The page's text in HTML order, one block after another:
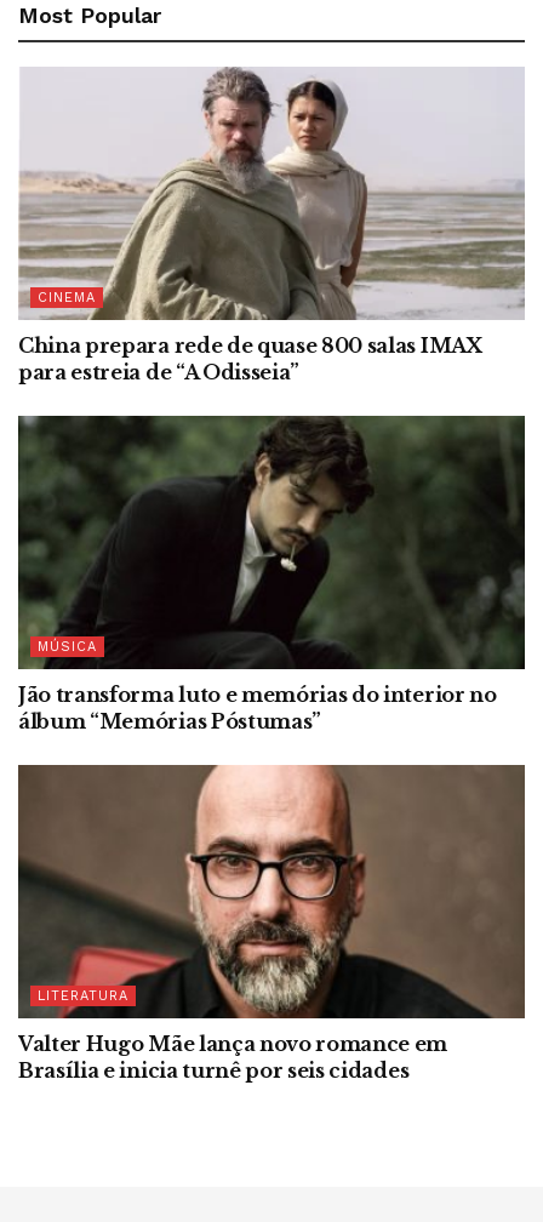
Most Popular
CINEMA
China prepara rede de quase 800 salas IMAX
para estreia de “A Odisseia”
MÚSICA
Jão transforma luto e memórias do interior no
álbum “Memórias Póstumas”
LITERATURA
Valter Hugo Mãe lança novo romance em
Brasília e inicia turnê por seis cidades